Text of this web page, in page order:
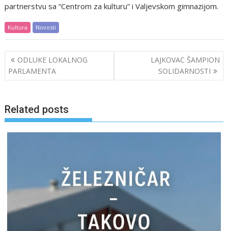
partnerstvu sa “Centrom za kulturu” i Valjevskom gimnazijom.
Kultura Novosti
Post
navigation
ODLUKE LOKALNOG
PARLAMENTA
LAJKOVAC ŠAMPION
SOLIDARNOSTI
Related posts